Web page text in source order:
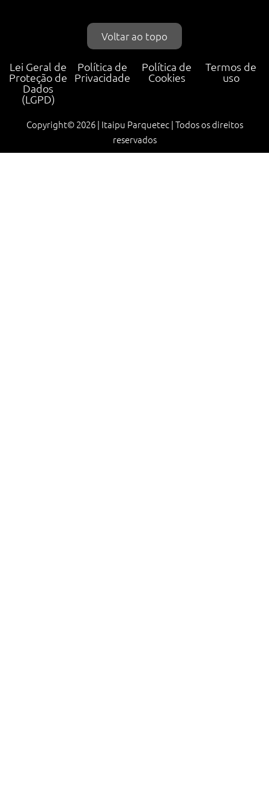
Voltar ao topo
Lei Geral de
Proteção de
Dados
(LGPD)
Política de
Privacidade
Política de
Cookies
Termos de
uso
Copyright© 2026 | Itaipu Parquetec | Todos os direitos
reservados